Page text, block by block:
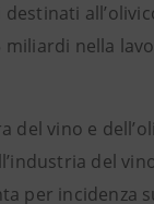
nella
del vino e
del
per incidenza